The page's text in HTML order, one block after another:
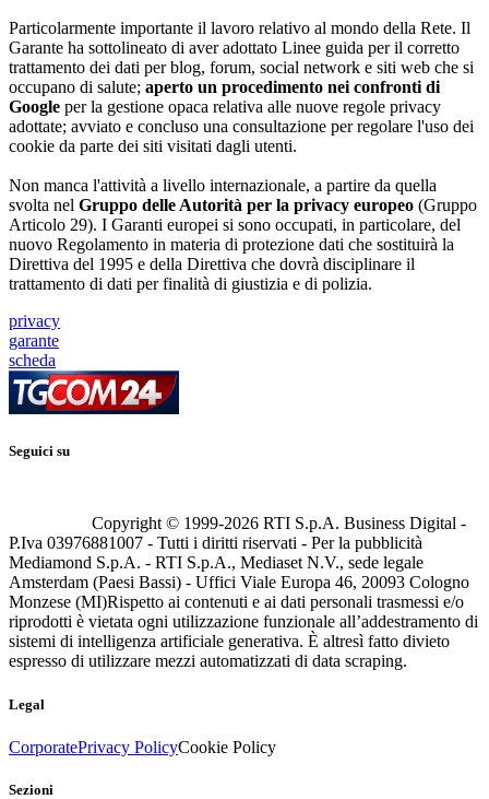
Particolarmente importante il lavoro relativo al mondo della Rete. Il
Garante ha sottolineato di aver adottato Linee guida per il corretto
trattamento dei dati per blog, forum, social network e siti web che si
occupano di salute; aperto un procedimento nei confronti di
Google per la gestione opaca relativa alle nuove regole privacy
adottate; avviato e concluso una consultazione per regolare l'uso dei
cookie da parte dei siti visitati dagli utenti.
Non manca l'attività a livello internazionale, a partire da quella
svolta nel Gruppo delle Autorità per la privacy europeo (Gruppo
Articolo 29). I Garanti europei si sono occupati, in particolare, del
nuovo Regolamento in materia di protezione dati che sostituirà la
Direttiva del 1995 e della Direttiva che dovrà disciplinare il
trattamento di dati per finalità di giustizia e di polizia.
privacy
garante
scheda
Seguici su
Copyright © 1999-2026 RTI S.p.A. Business Digital -
P.Iva 03976881007 - Tutti i diritti riservati - Per la pubblicità
Mediamond S.p.A. - RTI S.p.A., Mediaset N.V., sede legale
Amsterdam (Paesi Bassi) - Uffici Viale Europa 46, 20093 Cologno
Monzese (MI)Rispetto ai contenuti e ai dati personali trasmessi e/o
riprodotti è vietata ogni utilizzazione funzionale all’addestramento di
sistemi di intelligenza artificiale generativa. È altresì fatto divieto
espresso di utilizzare mezzi automatizzati di data scraping.
Legal
CorporatePrivacy PolicyCookie Policy
Sezioni